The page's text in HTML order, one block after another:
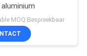
MOQ:Bespreekbaar